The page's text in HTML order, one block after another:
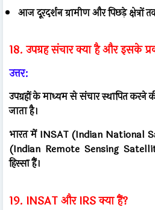
आज दूरदर्शन ग्रामीण और पिछड़े क्षेत्रों
18. उपग्रह संचार क्या है और इसके
उत्तर:
उपग्रहों के माध्यम से संचार स्थापित करने
जाता है।
भारत में INSAT (Indian National
(Indian Remote Sensing
हिस्सा हैं।
19. INSAT और IRS क्या हैं?